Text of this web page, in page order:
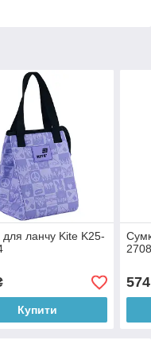
ланчу Kite K25-
Купити
574